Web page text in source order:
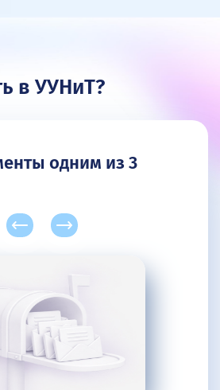
в УУНиТ?
одним из 3